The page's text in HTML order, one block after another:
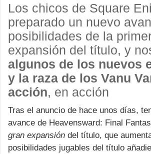
Los chicos de Square
preparado un nuevo
posibilidades de la
expansión del título, y
algunos de los nuevos
y la raza de los Vanu
acción, en acción
Tras el anuncio de hace unos días,
avance de Heavensward: Final
gran expansión del título, que
posibilidades jugables del título